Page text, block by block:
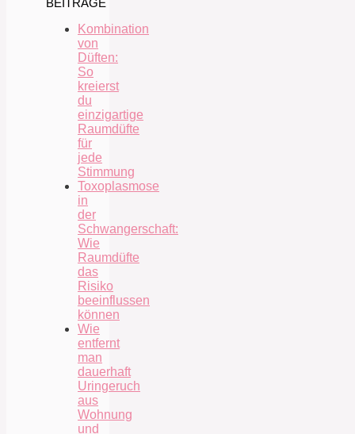
BEITRÄGE
Kombination
von
Düften:
So
kreierst
du
einzigartige
Raumdüfte
für
jede
Stimmung
Toxoplasmose
in
der
Schwangerschaft:
Wie
Raumdüfte
das
Risiko
beeinflussen
können
Wie
entfernt
man
dauerhaft
Uringeruch
aus
Wohnung
und